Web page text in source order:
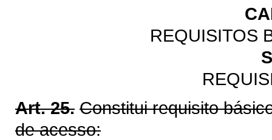
REQUISITOS
Art. 25. Constitui requisito
de acesso: